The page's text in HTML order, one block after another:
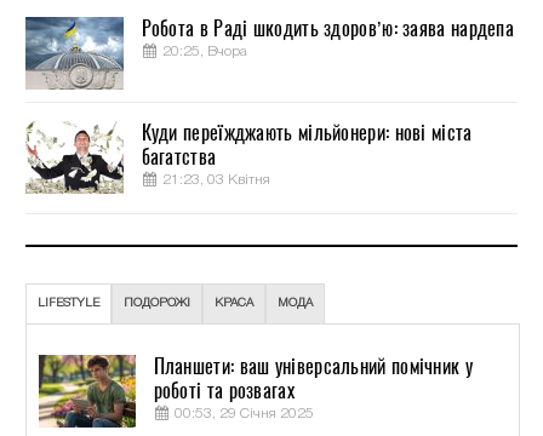
Робота в Раді шкодить здоров’ю: заява нардепа
20:25, Вчора
Куди переїжджають мільйонери: нові міста
багатства
21:23, 03 Квітня
LIFESTYLE ПОДОРОЖІ КРАСА МОДА
Планшети: ваш універсальний помічник у
роботі та розвагах
00:53, 29 Січня 2025